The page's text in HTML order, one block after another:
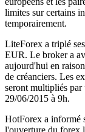
limites sur certains
temporairement.
LiteForex a triplé
EUR. Le broker a
aujourd'hui en
de créanciers. Les
seront multipliés
29/06/2015 à 9h.
HotForex a informé
l'ouverture du forex